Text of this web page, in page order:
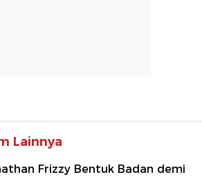
Lainnya
Frizzy Bentuk Badan demi